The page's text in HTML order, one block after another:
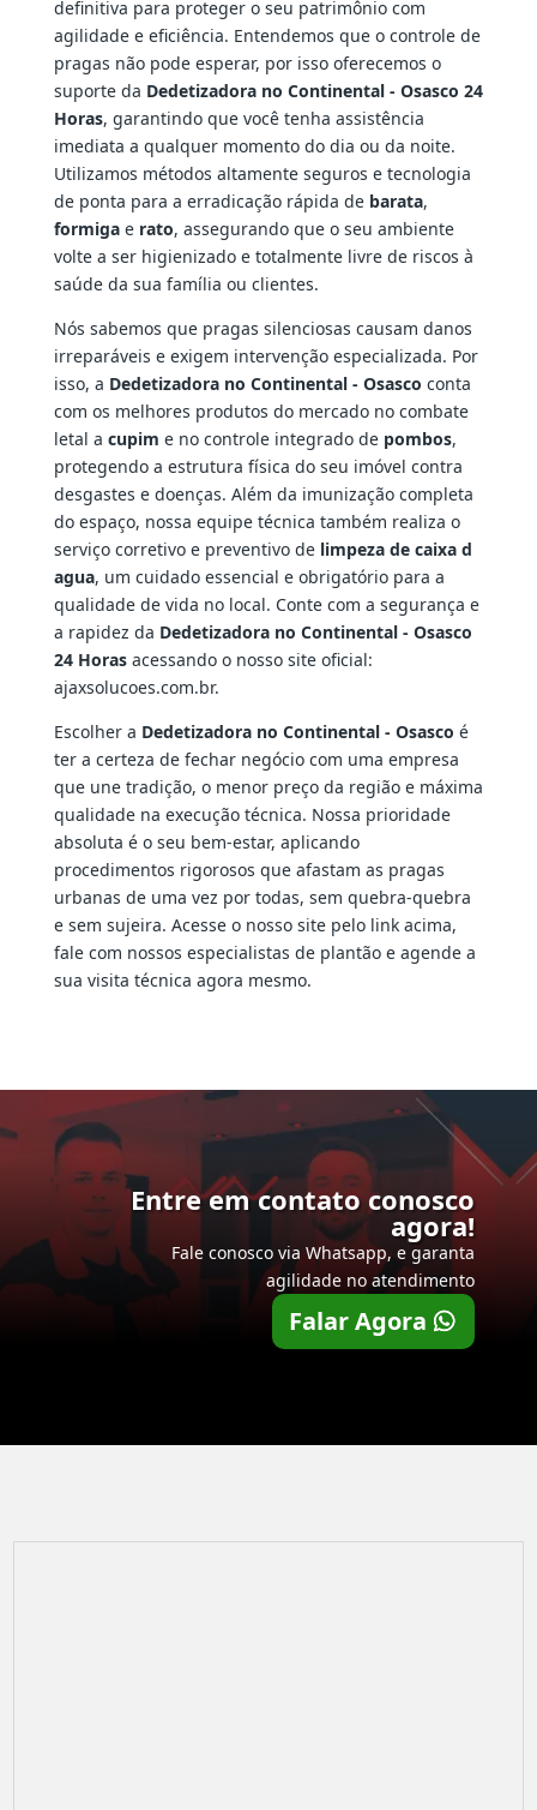
definitiva para proteger o seu patrimônio com
agilidade e eficiência. Entendemos que o controle de
pragas não pode esperar, por isso oferecemos o
suporte da Dedetizadora no Continental - Osasco 24
Horas, garantindo que você tenha assistência
imediata a qualquer momento do dia ou da noite.
Utilizamos métodos altamente seguros e tecnologia
de ponta para a erradicação rápida de barata,
formigae rato, assegurando que o seu ambiente
volte a ser higienizado e totalmente livre de riscos à
saúde da sua família ou clientes.
Nós sabemos que pragas silenciosas causam danos
irreparáveis e exigem intervenção especializada. Por
isso, a Dedetizadora no Continental - Osasco conta
com os melhores produtos do mercado no combate
letal a cupim e no controle integrado de pombos,
protegendo a estrutura física do seu imóvel contra
desgastes e doenças. Além da imunização completa
do espaço, nossa equipe técnica também realiza o
serviço corretivo e preventivo de limpeza de caixa d
agua, um cuidado essencial e obrigatório para a
qualidade de vida no local. Conte com a segurança e
a rapidez da Dedetizadora no Continental - Osasco
24 Horasacessando o nosso site oficial:
ajaxsolucoes.com.br.
Escolher a Dedetizadora no Continental - Osasco é
ter a certeza de fechar negócio com uma empresa
que une tradição, o menor preço da região e máxima
qualidade na execução técnica. Nossa prioridade
absoluta é o seu bem-estar, aplicando
procedimentos rigorosos que afastam as pragas
urbanas de uma vez por todas, sem quebra-quebra
e sem sujeira. Acesse o nosso site pelo link acima,
fale com nossos especialistas de plantão e agende a
sua visita técnica agora mesmo.
Entre em contato conosco
agora!
Fale conosco via Whatsapp, e garanta
agilidade no atendimento
Falar Agora